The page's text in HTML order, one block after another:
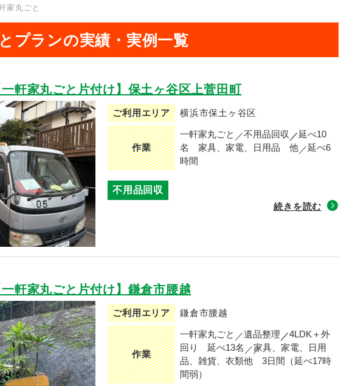
家丸ごと
プランの実績・実例一覧
一軒家丸ごと片付け】保土ヶ谷区上菅田町
ご利用エリア 横浜市保土ヶ谷区
作業
一軒家丸ごと 不用品回収
延べ10
名
家具、家電、日用品 他
延べ6
時間
不用品回収
続きを読む
一軒家丸ごと片付け】鎌倉市腰越
ご利用エリア 鎌倉市腰越
作業
一軒家丸ごと 遺品整理
4LDK＋外
回り
延べ13名
家具、家電、日用
品、雑貨、衣類他
3日間（延べ17時
間弱）